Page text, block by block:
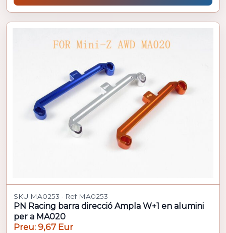
SKU MA0253 · Ref MA0253
PN Racing barra direcció Ampla W+1 en alumini
per a MA020
Preu: 9,67 Eur